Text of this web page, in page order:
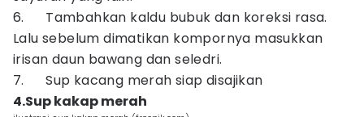
6. Tambahkan kaldu bubuk dan koreksi rasa.
Lalu sebelum dimatikan kompornya masukkan
irisan daun bawang dan seledri.
7. Sup kacang merah siap disajikan
4.Sup kakap merah